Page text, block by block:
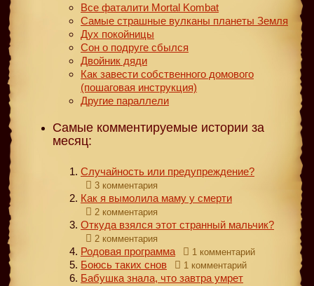
Все фаталити Mortal Kombat
Самые страшные вулканы планеты Земля
Дух покойницы
Сон о подруге сбылся
Двойник дяди
Как завести собственного домового
(пошаговая инструкция)
Другие параллели
Самые комментируемые истории за
месяц:
Случайность или предупреждение?
3 комментария
Как я вымолила маму у смерти
2 комментария
Откуда взялся этот странный мальчик?
2 комментария
Родовая программа 1 комментарий
Боюсь таких снов 1 комментарий
Бабушка знала, что завтра умрет